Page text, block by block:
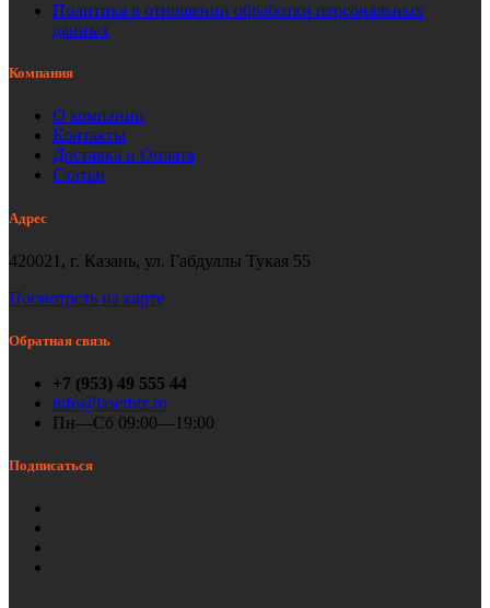
Политика в отношении обработки персональных
данных
Компания
О компании
Контакты
Доставка и Оплата
Статьи
Адрес
420021, г. Казань, ул. Габдуллы Тукая 55
Посмотреть на карте
Обратная связь
+7 (953) 49 555 44
info@laserbiz.ru
Пн—Сб 09:00—19:00
Подписаться